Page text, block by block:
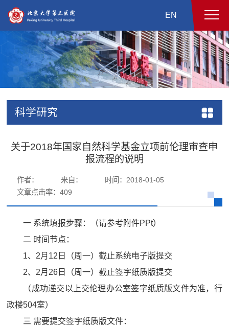
EN
科学研究
关于2018年国家自然科学基金立项前伦理审查申
报流程的说明
作者： 来自：
时间：2018-01-05
文章点击率：409
一 系统填报步骤：（请参考附件PPt）
二 时间节点：
1、2月12日（周一）截止系统电子版提交
2、2月26日（周一）截止签字纸质版提交
（成功递交以上交伦理办公室签字纸质版文件为准，行
政楼504室）
三 需要提交签字纸质版文件：